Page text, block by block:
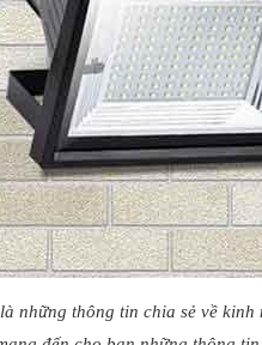
những thông tin chia sẻ về kinh